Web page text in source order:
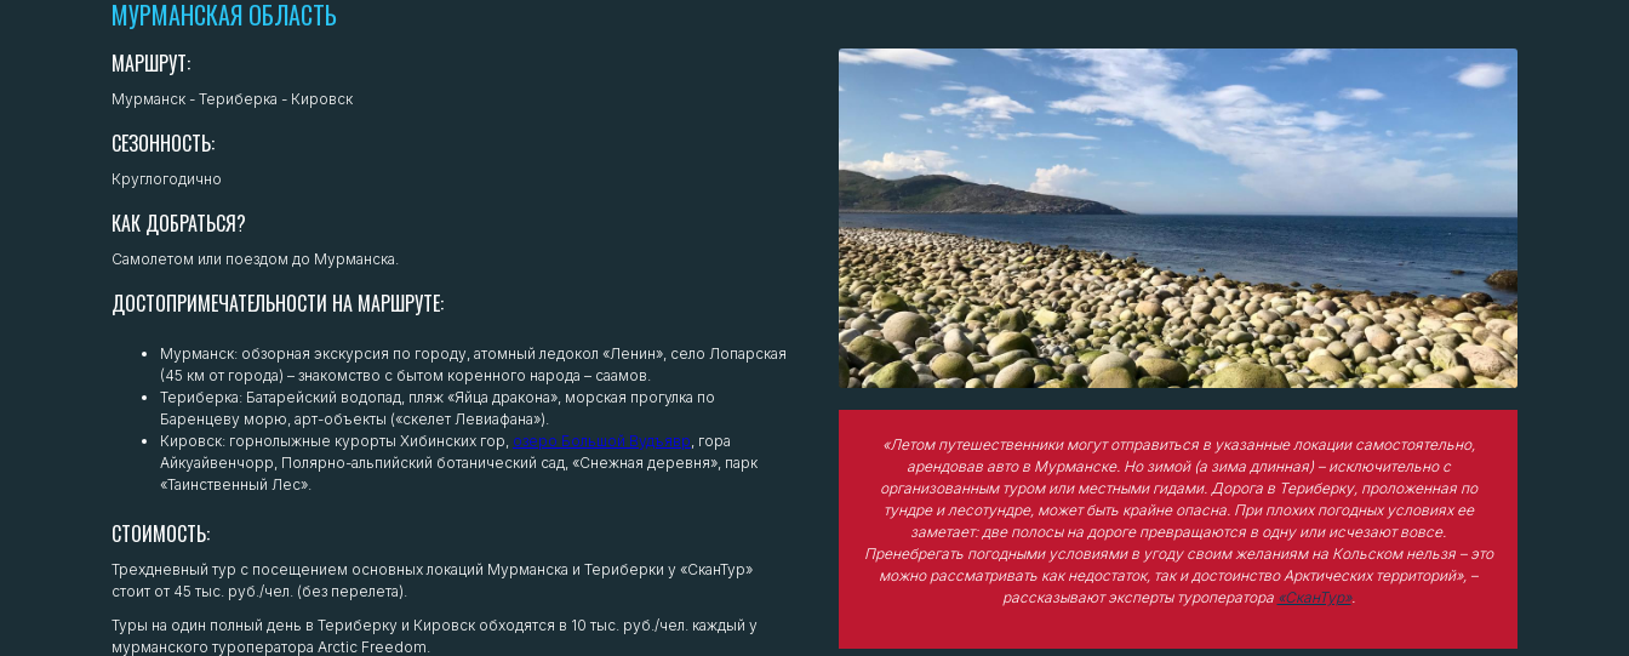
МУРМАНСКАЯ ОБЛАСТЬ
МАРШРУТ:
Мурманск - Териберка - Кировск
СЕЗОННОСТЬ:
Круглогодично
КАК ДОБРАТЬСЯ?
Самолетом или поездом до Мурманска.
ДОСТОПРИМЕЧАТЕЛЬНОСТИ НА МАРШРУТЕ:
Мурманск: обзорная экскурсия по городу, атомный ледокол «Ленин», село Лопарская
(45 км от города) – знакомство с бытом коренного народа – саамов.
Териберка: Батарейский водопад, пляж «Яйца дракона», морская прогулка по
Баренцеву морю, арт-объекты («скелет Левиафана»).
Кировск: горнолыжные курорты Хибинских гор, озеро Большой Вудъявр, гора
Айкуайвенчорр, Полярно-альпийский ботанический сад, «Снежная деревня», парк
«Таинственный Лес».
СТОИМОСТЬ:
Трехдневный тур с посещением основных локаций Мурманска и Териберки у «СканТур»
стоит от 45 тыс. руб./чел. (без перелета).
Туры на один полный день в Териберку и Кировск обходятся в 10 тыс. руб./чел. каждый у
мурманского туроператора Arctic Freedom.
«Летом путешественники могут отправиться в указанные локации самостоятельно,
арендовав авто в Мурманске. Но зимой (а зима длинная) – исключительно с
организованным туром или местными гидами. Дорога в Териберку, проложенная по
тундре и лесотундре, может быть крайне опасна. При плохих погодных условиях ее
заметает: две полосы на дороге превращаются в одну или исчезают вовсе.
Пренебрегать погодными условиями в угоду своим желаниям на Кольском нельзя – это
можно рассматривать как недостаток, так и достоинство Арктических территорий», –
рассказывают эксперты туроператора «СканТур».